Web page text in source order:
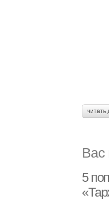
Вас
5